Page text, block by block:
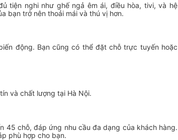
tiện nghi như ghế ngả êm ái, điều hòa, tivi, và hệ
bạn trở nên thoải mái và thú vị hơn.
động. Bạn cũng có thể đặt chỗ trực tuyến hoặc
và chất lượng tại Hà Nội.
45 chỗ, đáp ứng nhu cầu đa dạng của khách hàng.
phù hợp cho bạn.